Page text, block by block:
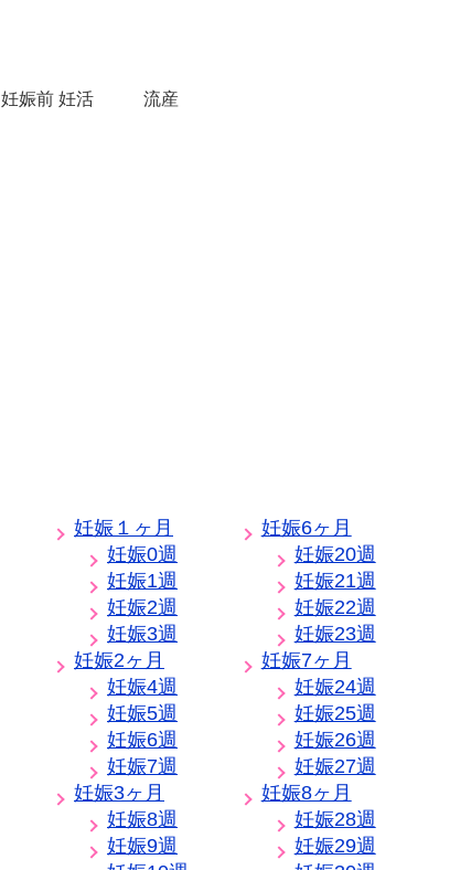
妊娠前 妊活 流産
妊娠１ヶ月
妊娠0週
妊娠1週
妊娠2週
妊娠3週
妊娠2ヶ月
妊娠4週
妊娠5週
妊娠6週
妊娠7週
妊娠3ヶ月
妊娠8週
妊娠9週
妊娠6ヶ月
妊娠20週
妊娠21週
妊娠22週
妊娠23週
妊娠7ヶ月
妊娠24週
妊娠25週
妊娠26週
妊娠27週
妊娠8ヶ月
妊娠28週
妊娠29週